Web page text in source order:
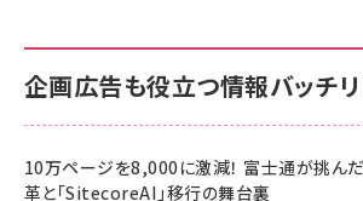
企画広告も役立つ情報バッチリ
10万ページを8,000に激減！ 富士通が挑ん
革と「SitecoreAI」移行の舞台裏